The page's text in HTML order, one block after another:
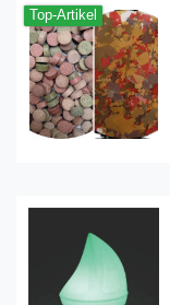
Top-Artikel